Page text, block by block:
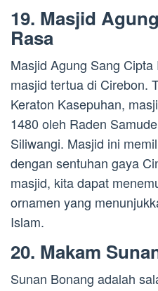
19. Masjid
Rasa
Masjid Agung Sang
masjid tertua di Cirebon.
Keraton Kasepuhan,
1480 oleh Raden
Siliwangi. Masjid ini
dengan sentuhan gaya
masjid, kita dapat
ornamen yang
Islam.
20. Makam
Sunan Bonang adalah